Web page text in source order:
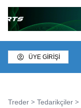
ÜYE GİRİŞİ
Treder > Tedarikçiler >